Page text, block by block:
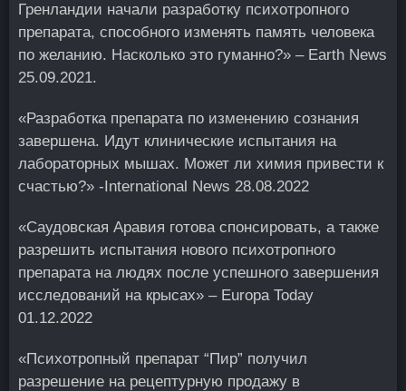
Гренландии начали разработку психотропного
препарата, способного изменять память человека
по желанию. Насколько это гуманно?» – Earth News
25.09.2021.
«Разработка препарата по изменению сознания
завершена. Идут клинические испытания на
лабораторных мышах. Может ли химия привести к
счастью?» -International News 28.08.2022
«Саудовская Аравия готова спонсировать, а также
разрешить испытания нового психотропного
препарата на людях после успешного завершения
исследований на крысах» – Europa Today
01.12.2022
«Психотропный препарат “Пир” получил
разрешение на рецептурную продажу в